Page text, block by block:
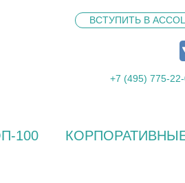
ВСТУПИТЬ В
+7 (495) 775-
100